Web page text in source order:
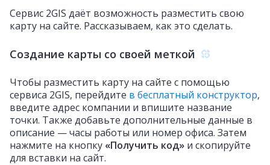
Сервис 2GIS даёт возможность разместить свою
карту на сайте. Рассказываем, как это сделать.
Создание карты со своей меткой
Чтобы разместить карту на сайте с помощью
сервиса 2GIS, перейдите в бесплатный конструктор,
введите адрес компании и впишите название
точки. Также добавьте дополнительные данные в
описание — часы работы или номер офиса. Затем
нажмите на кнопку «Получить код» и скопируйте
для вставки на сайт.